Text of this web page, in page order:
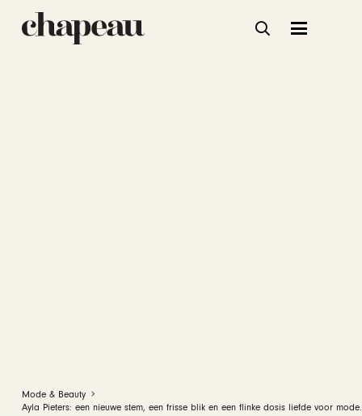
Mode & Beauty
Ayla Pieters: een nieuwe stem, een frisse blik en een flinke dosis liefde voor mode.